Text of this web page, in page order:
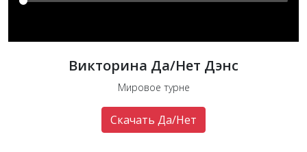
Викторина Да/Нет Дэнс
Мировое турне
Скачать Да/Нет